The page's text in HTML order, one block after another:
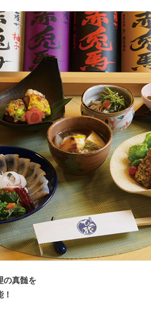
の真髄を